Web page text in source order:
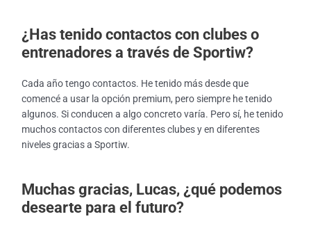
¿Has tenido contactos con clubes o
entrenadores a través de Sportiw?
Cada año tengo contactos. He tenido más desde que
comencé a usar la opción premium, pero siempre he tenido
algunos. Si conducen a algo concreto varía. Pero sí, he tenido
muchos contactos con diferentes clubes y en diferentes
niveles gracias a Sportiw.
Muchas gracias, Lucas, ¿qué podemos
desearte para el futuro?